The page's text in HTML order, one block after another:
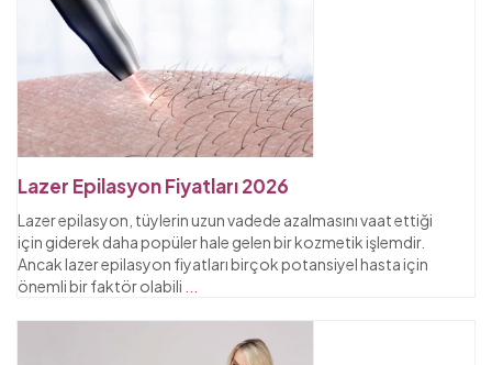
Lazer Epilasyon Fiyatları 2026
Lazer epilasyon, tüylerin uzun vadede azalmasını vaat ettiği
için giderek daha popüler hale gelen bir kozmetik işlemdir.
Ancak lazer epilasyon fiyatları birçok potansiyel hasta için
önemli bir faktör olabili